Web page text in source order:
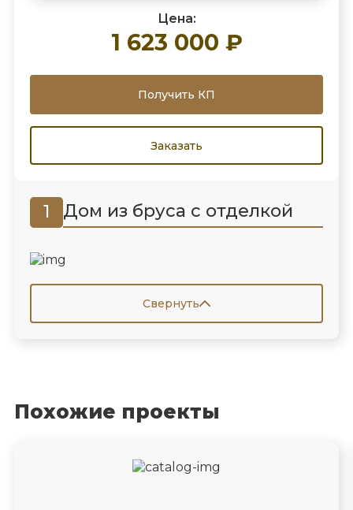
1 Дом из бруса с отделкой
Свернуть
Цена:
1 623 000 ₽
Получить КП
Заказать
Похожие проекты